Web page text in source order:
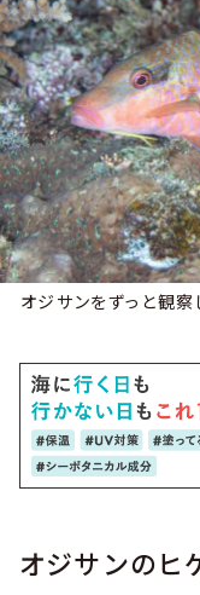
オジサンをずっと観
オジサンのヒ